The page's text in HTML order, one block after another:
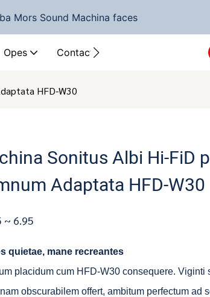
Mors Sound Machina faces
Opes Contacta nos
HFD-W30
Sonitus Albi Hi-FiD
Adaptata HFD-W30
~ 6.95
quietae, mane recreantes
placidum cum HFD-W30 consequere. Viginti
obscurabilem offert, ambitum perfectum ad